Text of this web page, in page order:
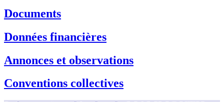
Documents
Données financières
Annonces et observations
Conventions collectives